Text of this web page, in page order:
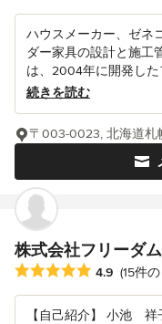
ハウスメーカー、ゼネ
ダー家具の設計と施工
は、2004年に開発した
続きを読む
〒003-0023, 北海道札
株式会社フリーダ
平均評価：5つ星中 星
4.9 (15件
【自己紹介】 小池 祥